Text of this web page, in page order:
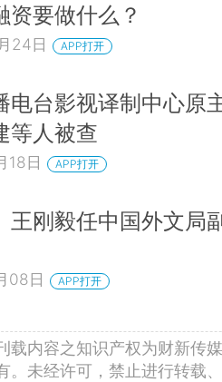
资要做什么？
24日 APP打开
电台影视译制中心原
等人被查
18日 APP打开
王刚毅任中国外文局
08日 APP打开
载内容之知识产权为财新传
。未经许可，禁止进行转载